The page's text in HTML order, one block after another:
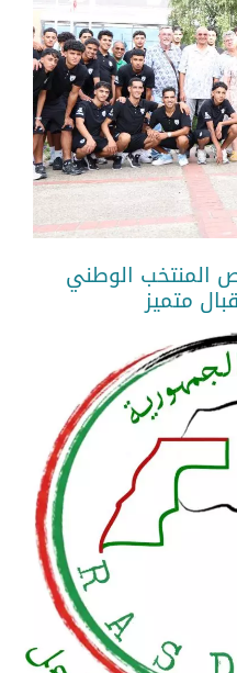
المنتخب الوطني
متميز